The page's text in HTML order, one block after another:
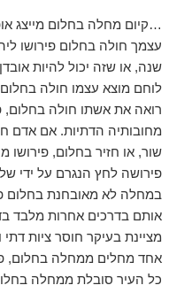
…קיום מחלה בחלום מייצג
עצמך חולה בחלום פירושו
שנה, או שזה יכול להיות
לוחם מוצא עצמו חולה
רואה את אשתו חולה
מחובותיה הדתיות. אם אדם
שור, או חזיר בחלום,
פירושה לחץ הנגרם על ידי
במחלה לא מאובחנת בחלום
אותם בדרכים אחרות מלבד
מציינת בעיקר חוסר ציות
אחד מחלים ממחלה בחלום,
כל העיר סובלת ממחלה